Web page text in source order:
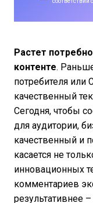
Растет
контенте.
потребителя
качественный
Сегодня, чтобы
для аудитории,
качественный и
касается не
инновационных
комментариев
результативнее